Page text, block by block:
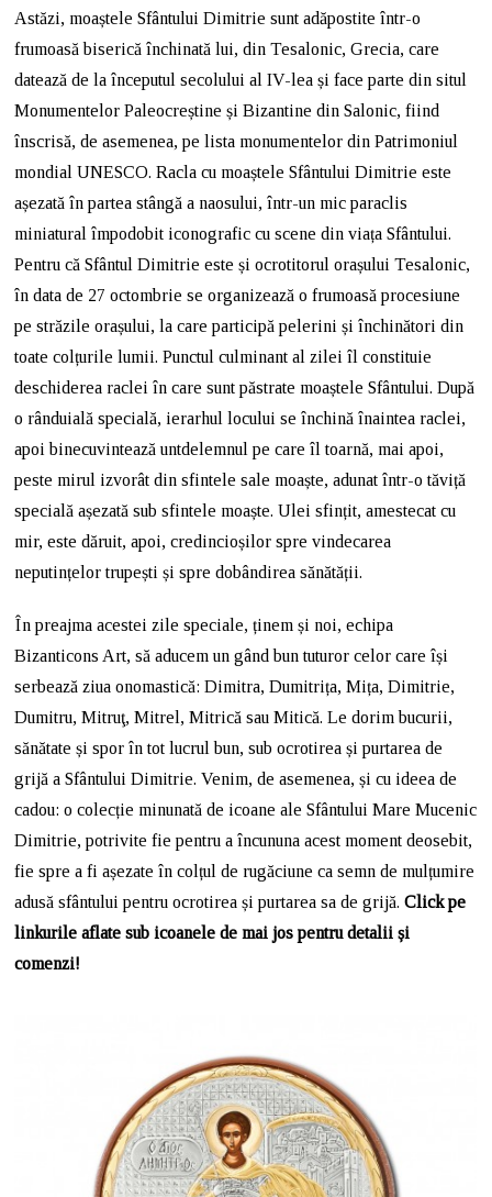
Astăzi, moaștele Sfântului Dimitrie sunt adăpostite într-o
frumoasă biserică închinată lui, din Tesalonic, Grecia, care
datează de la începutul secolului al IV-lea și face parte din situl
Monumentelor Paleocreștine și Bizantine din Salonic, fiind
înscrisă, de asemenea, pe lista monumentelor din Patrimoniul
mondial UNESCO. Racla cu moaștele Sfântului Dimitrie este
așezată în partea stângă a naosului, într-un mic paraclis
miniatural împodobit iconografic cu scene din viața Sfântului.
Pentru că Sfântul Dimitrie este și ocrotitorul orașului Tesalonic,
în data de 27 octombrie se organizează o frumoasă procesiune
pe străzile orașului, la care participă pelerini și închinători din
toate colțurile lumii. Punctul culminant al zilei îl constituie
deschiderea raclei în care sunt păstrate moaștele Sfântului. După
o rânduială specială, ierarhul locului se închină înaintea raclei,
apoi binecuvintează untdelemnul pe care îl toarnă, mai apoi,
peste mirul izvorât din sfintele sale moaște, adunat într-o tăviță
specială așezată sub sfintele moaște. Ulei sfințit, amestecat cu
mir, este dăruit, apoi, credincioșilor spre vindecarea
neputințelor trupești și spre dobândirea sănătății.
În preajma acestei zile speciale, ținem și noi, echipa
Bizanticons Art, să aducem un gând bun tuturor celor care își
serbează ziua onomastică: Dimitra, Dumitrița, Mița, Dimitrie,
Dumitru, Mitruţ, Mitrel, Mitrică sau Mitică. Le dorim bucurii,
sănătate și spor în tot lucrul bun, sub ocrotirea și purtarea de
grijă a Sfântului Dimitrie. Venim, de asemenea, și cu ideea de
cadou: o colecție minunată de icoane ale Sfântului Mare Mucenic
Dimitrie, potrivite fie pentru a încununa acest moment deosebit,
fie spre a fi așezate în colțul de rugăciune ca semn de mulțumire
adusă sfântului pentru ocrotirea și purtarea sa de grijă.Click pe
linkurile aflate sub icoanele de mai jos pentru detalii și
comenzi!